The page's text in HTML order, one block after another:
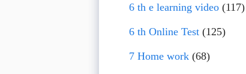
6 th e learning video(117)
6 th Online Test(125)
7 Home work(68)